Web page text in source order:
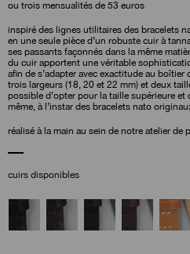
ou trois mensualités de 53 euros
inspiré des lignes utilitaires des bracelets
en une seule pièce d’un robuste cuir à
ses passants façonnés dans la même
du cuir apportent une véritable
afin de s’adapter avec exactitude au
trois largeurs (18, 20 et 22 mm) et deux
possible d’opter pour la taille supérieure
même, à l’instar des bracelets nato
réalisé à la main au sein de notre atelier de
cuirs disponibles